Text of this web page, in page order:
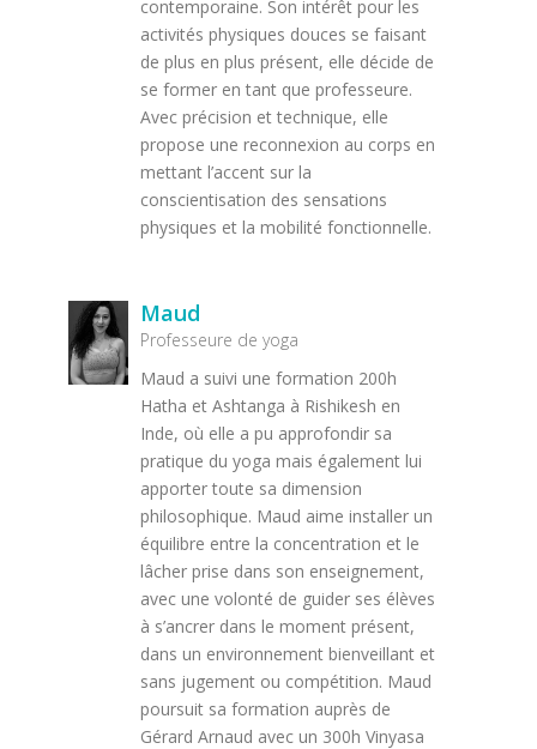
contemporaine. Son intérêt pour les
activités physiques douces se faisant
de plus en plus présent, elle décide de
se former en tant que professeure.
Avec précision et technique, elle
propose une reconnexion au corps en
mettant l’accent sur la
conscientisation des sensations
physiques et la mobilité fonctionnelle.
Maud
Professeure de yoga
Maud a suivi une formation 200h
Hatha et Ashtanga à Rishikesh en
Inde, où elle a pu approfondir sa
pratique du yoga mais également lui
apporter toute sa dimension
philosophique. Maud aime installer un
équilibre entre la concentration et le
lâcher prise dans son enseignement,
avec une volonté de guider ses élèves
à s’ancrer dans le moment présent,
dans un environnement bienveillant et
sans jugement ou compétition. Maud
poursuit sa formation auprès de
Gérard Arnaud avec un 300h Vinyasa